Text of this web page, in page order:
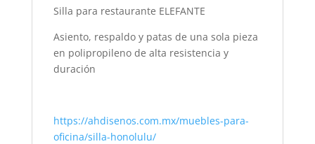
Silla para restaurante ELEFANTE
Asiento, respaldo y patas de una sola pieza
en polipropileno de alta resistencia y
duración
https://ahdisenos.com.mx/muebles-para-
oficina/silla-honolulu/